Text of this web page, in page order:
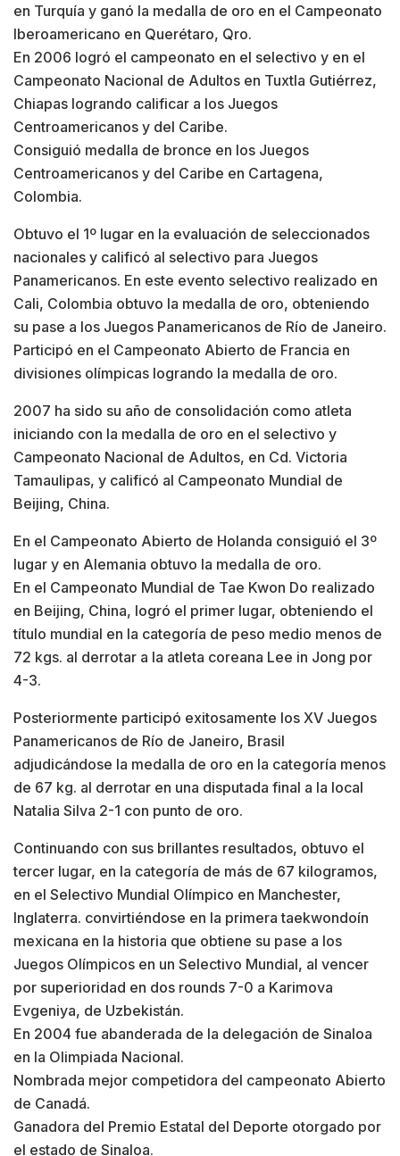
en Turquía y ganó la medalla de oro en el Campeonato
Iberoamericano en Querétaro, Qro.
En 2006 logró el campeonato en el selectivo y en el
Campeonato Nacional de Adultos en Tuxtla Gutiérrez,
Chiapas logrando calificar a los Juegos
Centroamericanos y del Caribe.
Consiguió medalla de bronce en los Juegos
Centroamericanos y del Caribe en Cartagena,
Colombia.
Obtuvo el 1º lugar en la evaluación de seleccionados
nacionales y calificó al selectivo para Juegos
Panamericanos. En este evento selectivo realizado en
Cali, Colombia obtuvo la medalla de oro, obteniendo
su pase a los Juegos Panamericanos de Río de Janeiro.
Participó en el Campeonato Abierto de Francia en
divisiones olímpicas logrando la medalla de oro.
2007 ha sido su año de consolidación como atleta
iniciando con la medalla de oro en el selectivo y
Campeonato Nacional de Adultos, en Cd. Victoria
Tamaulipas, y calificó al Campeonato Mundial de
Beijing, China.
En el Campeonato Abierto de Holanda consiguió el 3º
lugar y en Alemania obtuvo la medalla de oro.
En el Campeonato Mundial de Tae Kwon Do realizado
en Beijing, China, logró el primer lugar, obteniendo el
título mundial en la categoría de peso medio menos de
72 kgs. al derrotar a la atleta coreana Lee in Jong por
4-3.
Posteriormente participó exitosamente los XV Juegos
Panamericanos de Río de Janeiro, Brasil
adjudicándose la medalla de oro en la categoría menos
de 67 kg. al derrotar en una disputada final a la local
Natalia Silva 2-1 con punto de oro.
Continuando con sus brillantes resultados, obtuvo el
tercer lugar, en la categoría de más de 67 kilogramos,
en el Selectivo Mundial Olímpico en Manchester,
Inglaterra. convirtiéndose en la primera taekwondoín
mexicana en la historia que obtiene su pase a los
Juegos Olímpicos en un Selectivo Mundial, al vencer
por superioridad en dos rounds 7-0 a Karimova
Evgeniya, de Uzbekistán.
En 2004 fue abanderada de la delegación de Sinaloa
en la Olimpiada Nacional.
Nombrada mejor competidora del campeonato Abierto
de Canadá.
Ganadora del Premio Estatal del Deporte otorgado por
el estado de Sinaloa.